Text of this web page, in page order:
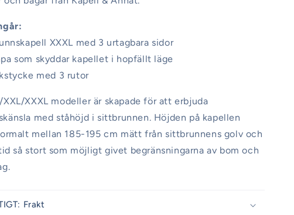
XXXL med 3 urtagbara sidor
som skyddar kapellet i hopfällt läge
med 3 rutor
XXL/XXXL modeller är skapade för att erbjuda
med ståhöjd i sittbrunnen. Höjden på kapellen
mellan 185-195 cm mätt från sittbrunnens golv och
så stort som möjligt givet begränsningarna av bom och
Frakt